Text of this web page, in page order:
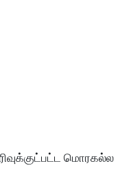
மொரகல்ல